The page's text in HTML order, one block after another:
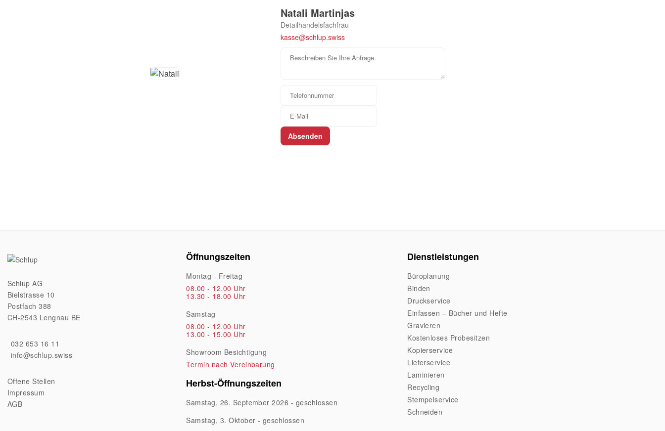
Natali Martinjas
Detailhandelsfachfrau
kasse@schlup.swiss
Schlup AG
Bielstrasse 10
Postfach 388
CH-2543 Lengnau BE
032 653 16 11
info@schlup.swiss
Offene Stellen
Impressum
AGB
Öffnungszeiten
Montag - Freitag
08.00 - 12.00 Uhr
13.30 - 18.00 Uhr
Samstag
08.00 - 12.00 Uhr
13.00 - 15.00 Uhr
Showroom Besichtigung
Termin nach Vereinbarung
Herbst-Öffnungszeiten
Samstag, 26. September 2026 - geschlossen
Samstag, 3. Oktober - geschlossen
Dienstleistungen
Büroplanung
Binden
Druckservice
Einfassen – Bücher und Hefte
Gravieren
Kostenloses Probesitzen
Kopierservice
Lieferservice
Laminieren
Recycling
Stempelservice
Schneiden